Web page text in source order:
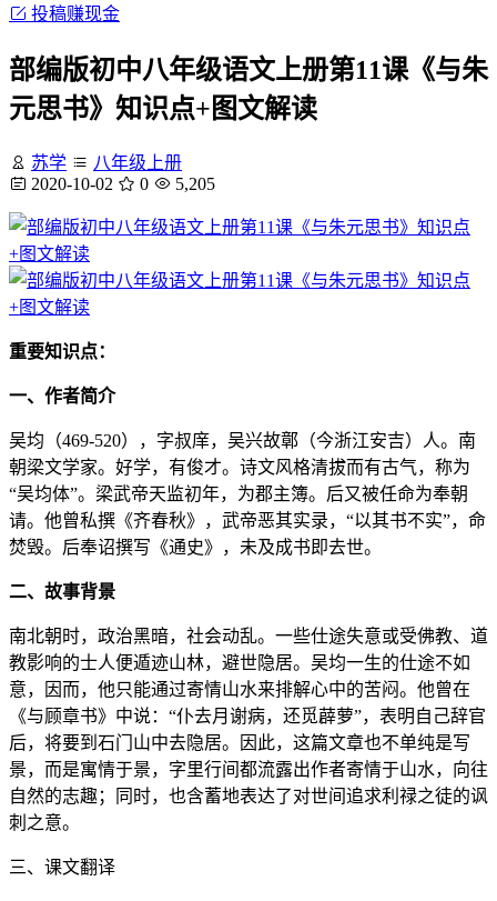
投稿赚现金
部编版初中八年级语文上册第11课《与朱
元思书》知识点+图文解读
苏学
八年级上册
2020-10-02
0 5,205
重要知识点：
一、作者简介
吴均（469-520），字叔庠，吴兴故鄣（今浙江安吉）人。南
朝梁文学家。好学，有俊才。诗文风格清拔而有古气，称为
“吴均体”。梁武帝天监初年，为郡主簿。后又被任命为奉朝
请。他曾私撰《齐春秋》，武帝恶其实录，“以其书不实”，命
焚毁。后奉诏撰写《通史》，未及成书即去世。
二、故事背景
南北朝时，政治黑暗，社会动乱。一些仕途失意或受佛教、道
教影响的士人便遁迹山林，避世隐居。吴均一生的仕途不如
意，因而，他只能通过寄情山水来排解心中的苦闷。他曾在
《与顾章书》中说：“仆去月谢病，还觅薜萝”，表明自己辞官
后，将要到石门山中去隐居。因此，这篇文章也不单纯是写
景，而是寓情于景，字里行间都流露出作者寄情于山水，向往
自然的志趣；同时，也含蓄地表达了对世间追求利禄之徒的讽
刺之意。
三、课文翻译